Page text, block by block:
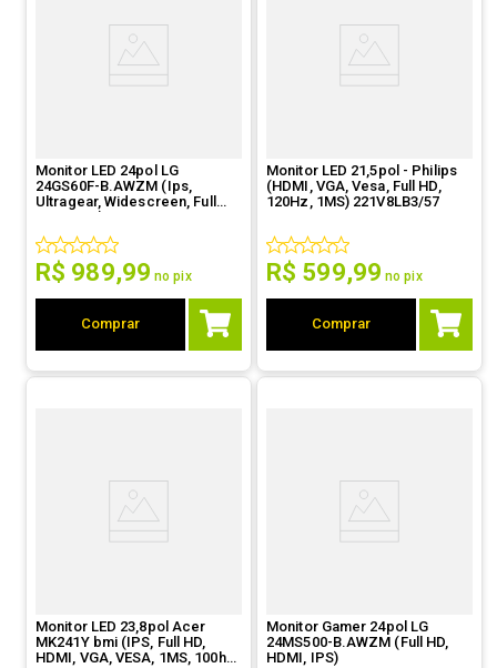
Monitor LED 24pol LG
24GS60F-B.AWZM (Ips,
Ultragear, Widescreen, Full
HD, HDMI)
R$ 989,99 no pix
Comprar
Monitor LED 21,5pol - Philips
(HDMI, VGA, Vesa, Full HD,
120Hz, 1MS) 221V8LB3/57
R$ 599,99 no pix
Comprar
Monitor LED 23,8pol Acer
MK241Y bmi (IPS, Full HD,
HDMI, VGA, VESA, 1MS, 100hz)
Monitor Gamer 24pol LG
24MS500-B.AWZM (Full HD,
HDMI, IPS)